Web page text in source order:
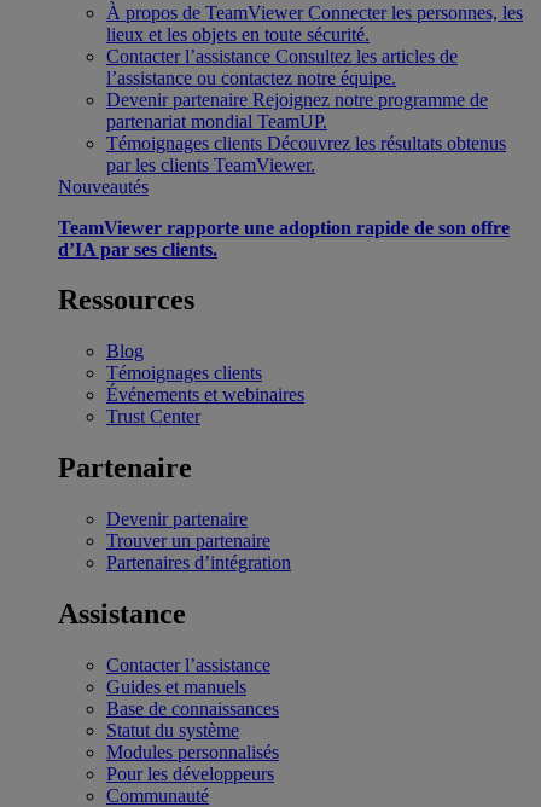
À propos de TeamViewer Connecter les personnes, les
lieux et les objets en toute sécurité.
Contacter l’assistance Consultez les articles de
l’assistance ou contactez notre équipe.
Devenir partenaire Rejoignez notre programme de
partenariat mondial TeamUP.
Témoignages clients Découvrez les résultats obtenus
par les clients TeamViewer.
Nouveautés
TeamViewer rapporte une adoption rapide de son offre
d’IA par ses clients.
Ressources
Blog
Témoignages clients
Événements et webinaires
Trust Center
Partenaire
Devenir partenaire
Trouver un partenaire
Partenaires d’intégration
Assistance
Contacter l’assistance
Guides et manuels
Base de connaissances
Statut du système
Modules personnalisés
Pour les développeurs
Communauté